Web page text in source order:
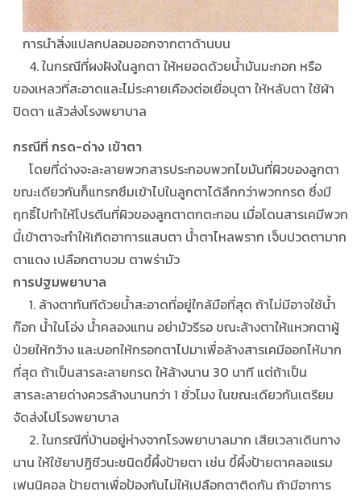
การนำสิ่งแปลกปลอมออกจากตาด้านบน
4. ในกรณีที่ผงฝังในลูกตา ให้หยอดด้วยน้ำมันมะกอก หรือ
ของเหลวที่สะอาดและไม่ระคายเคืองต่อเยื่อบุตา ให้หลับตา ใช้ผ้า
ปิดตา แล้วส่งโรงพยาบาล
กรณีที่ กรด-ด่าง เข้าตา
โดยที่ด่างจะละลายพวกสารประกอบพวกไขมันที่ผิวของลูกตา
ขณะเดียวกันก็แทรกซึมเข้าไปในลูกตาได้ลึกกว่าพวกกรด ซึ่งมี
ฤทธิ์ไปทำให้โปรตีนที่ผิวของลูกตาตกตะกอน เมื่อโดนสารเคมีพวก
นี้เข้าตาจะทำให้เกิดอาการแสบตา น้ำตาไหลพราก เจ็บปวดตามาก
ตาแดง เปลือกตาบวม ตาพร่ามัว
การปฐมพยาบาล
1. ล้างตาทันทีด้วยน้ำสะอาดที่อยู่ใกล้มือที่สุด ถ้าไม่มีอาจใช้น้ำ
ก๊อก น้ำในโอ่ง น้ำคลองแทน อย่ามัวรีรอ ขณะล้างตาให้แหวกตาผู้
ป่วยให้กว้าง และบอกให้กรอกตาไปมาเพื่อล้างสารเคมีออกไห้มาก
ที่สุด ถ้าเป็นสารละลายกรด ให้ล้างนาน 30 นาที แต่ถ้าเป็น
สารละลายด่างควรล้างนานกว่า 1 ชั่วโมง ในขณะเดียวกันเตรียม
จัดส่งไปโรงพยาบาล
2. ในกรณีที่บ้านอยู่ห่างจากโรงพยาบาลมาก เสียเวลาเดินทาง
นาน ให้ใช้ยาปฏิชีวนะชนิดขึ้ผึ้งป้ายตา เช่น ขึ้ผึ้งป้ายตาคลอแรม
เฟนนิคอล ป้ายตาเพื่อป้องกันไม่ให้เปลือกตาติดกัน ถ้ามีอาการ